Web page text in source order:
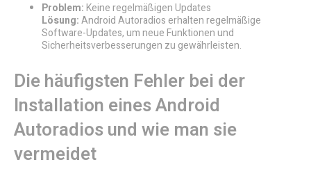
Problem:Keine regelmäßigen Updates
Lösung:Android Autoradios erhalten regelmäßige
Software-Updates, um neue Funktionen und
Sicherheitsverbesserungen zu gewährleisten.
Die häufigsten Fehler bei der
Installation eines Android
Autoradios und wie man sie
vermeidet